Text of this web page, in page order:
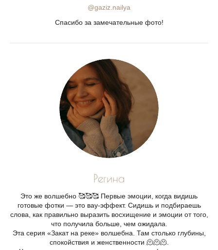
@gaziz.nailya
Спасибо за замечательные фото!
Регина
Это же волшебно 🥰🥰🥰 Первые эмоции, когда видишь
готовые фотки — это вау-эффект. Сидишь и подбираешь
слова, как правильно выразить восхищение и эмоции от того,
что получила больше, чем ожидала.
Эта серия «Закат на реке» волшебна. Там столько глубины,
спокойствия и женственности 🫠🫠🫠.